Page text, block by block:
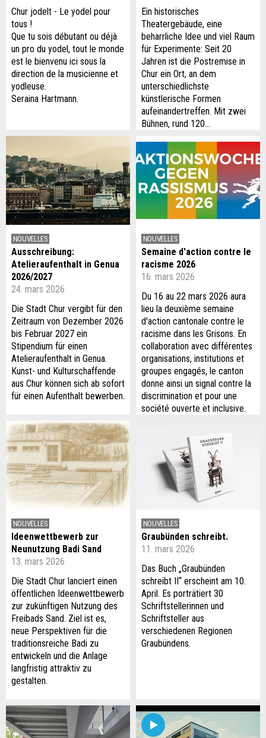
Chur jodelt - Le yodel pour
tous !
Que tu sois débutant ou déjà
un pro du yodel, tout le monde
est le bienvenu ici sous la
direction de la musicienne et
yodleuse.
Seraina Hartmann.
Ein historisches
Theatergebäude, eine
beharrliche Idee und viel Raum
für Experimente: Seit 20
Jahren ist die Postremise in
Chur ein Ort, an dem
unterschiedlichste
künstlerische Formen
aufeinandertreffen. Mit zwei
Bühnen, rund 120…
NOUVELLES
Ausschreibung:
Atelieraufenthalt in Genua
2026/2027
24. mars 2026
Die Stadt Chur vergibt für den
Zeitraum von Dezember 2026
bis Februar 2027 ein
Stipendium für einen
Atelieraufenthalt in Genua.
Kunst- und Kulturschaffende
aus Chur können sich ab sofort
für einen Aufenthalt bewerben.
NOUVELLES
Semaine d'action contre le
racisme 2026
16. mars 2026
Du 16 au 22 mars 2026 aura
lieu la deuxième semaine
d'action cantonale contre le
racisme dans les Grisons. En
collaboration avec différentes
organisations, institutions et
groupes engagés, le canton
donne ainsi un signal contre la
discrimination et pour une
société ouverte et inclusive.
NOUVELLES
Ideenwettbewerb zur
Neunutzung Badi Sand
13. mars 2026
Die Stadt Chur lanciert einen
öffentlichen Ideenwettbewerb
zur zukünftigen Nutzung des
Freibads Sand. Ziel ist es,
neue Perspektiven für die
traditionsreiche Badi zu
entwickeln und die Anlage
langfristig attraktiv zu
gestalten.
NOUVELLES
Graubünden schreibt.
11. mars 2026
Das Buch „Graubünden
schreibt II“ erscheint am 10.
April. Es porträtiert 30
Schriftstellerinnen und
Schriftsteller aus
verschiedenen Regionen
Graubündens.